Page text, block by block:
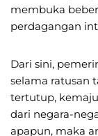
membuka
perdagangan
Dari sini,
selama ratusan
tertutup,
dari negara-
apapun, maka